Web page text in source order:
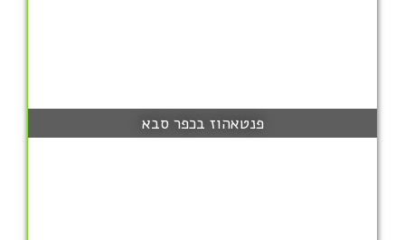
פנטאהוז בכפר סבא